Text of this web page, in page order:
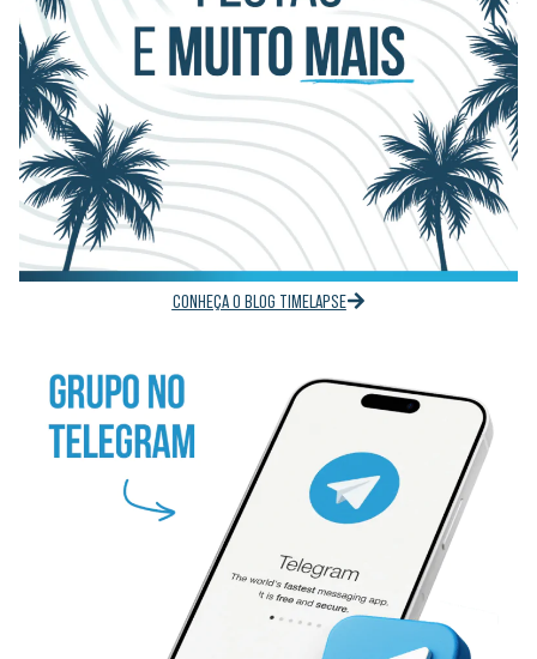
CONHEÇA O BLOG TIMELAPSE